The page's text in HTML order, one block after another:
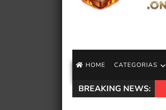
HOME CATEGORIAS
BREAKING NEWS: